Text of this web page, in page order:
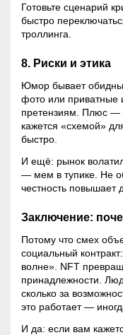
Готовьте сценарий
быстро
троллинга.
8. Риски и этика
Юмор бывает
фото или приватные
претензиям. Плюс —
кажется «схемой»
быстро.
И ещё: рынок
— мем в тупике. Не
честность повышает
Заключение:
Потому что смех
социальный
волне». NFT
принадлежности.
сколько за
это работает —
И да: если вам